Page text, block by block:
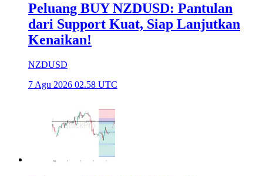
Peluang BUY NZDUSD: Pantulan
dari Support Kuat, Siap Lanjutkan
Kenaikan!
NZDUSD
7 Agu 2026 02.58 UTC